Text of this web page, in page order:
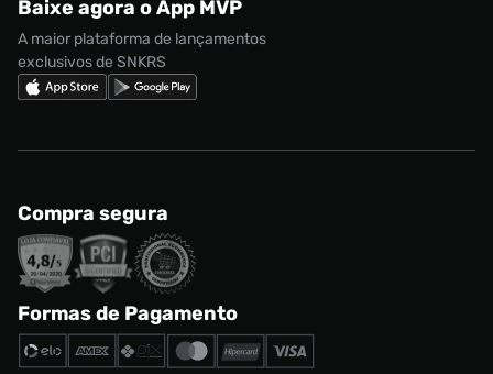
Nike Shox
Regulamento Cupom
Baixe agora o App MVP
A maior plataforma de lançamentos
exclusivos de SNKRS
Compra segura
Formas de Pagamento